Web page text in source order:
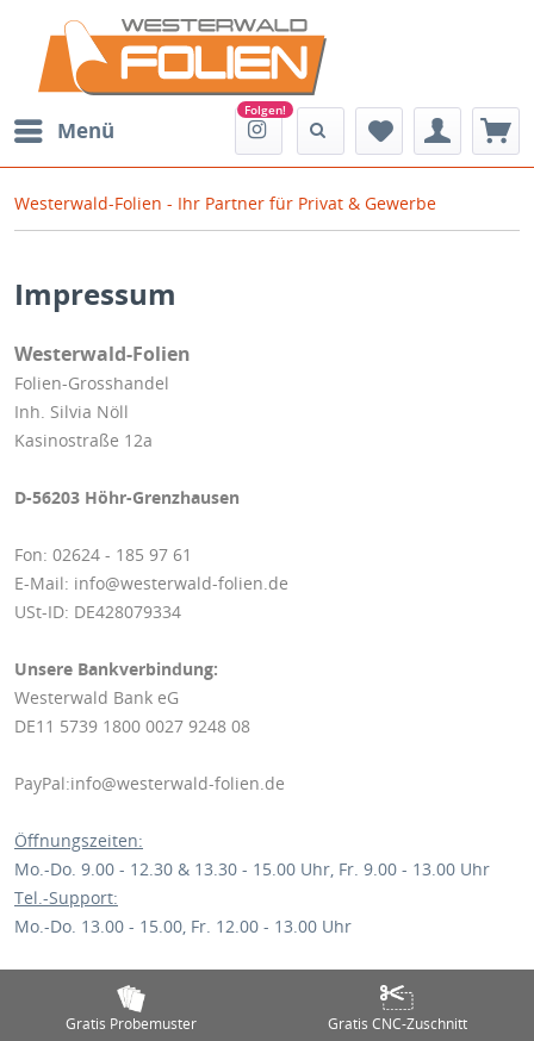
Menü
Westerwald-Folien - Ihr Partner für Privat & Gewerbe
Impressum
Westerwald-Folien
Folien-Grosshandel
Inh. Silvia Nöll
Kasinostraße 12a
D-56203 Höhr-Grenzhausen
Fon: 02624 - 185 97 61
E-Mail: info@westerwald-folien.de
USt-ID: DE428079334
Unsere Bankverbindung:
Westerwald Bank eG
DE11 5739 1800 0027 9248 08
PayPal:info@westerwald-folien.de
Öffnungszeiten:
Mo.-Do. 9.00 - 12.30 & 13.30 - 15.00 Uhr, Fr. 9.00 - 13.00 Uhr
Tel.-Support:
Mo.-Do. 13.00 - 15.00, Fr. 12.00 - 13.00 Uhr
Gratis Probemuster Gratis CNC-Zuschnitt